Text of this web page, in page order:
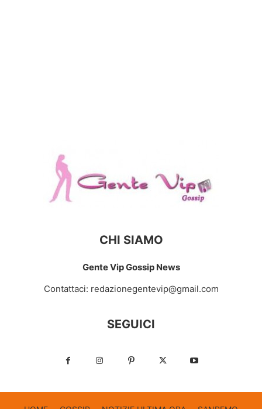
CHI SIAMO
Gente Vip Gossip News
Contattaci: redazionegentevip@gmail.com
SEGUICI